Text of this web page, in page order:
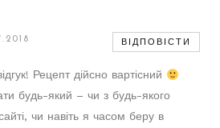
ВІДПОВІСТИ
Рецепт дійсно вартісний
будь-який – чи з будь-якого
чи навіть я часом беру в